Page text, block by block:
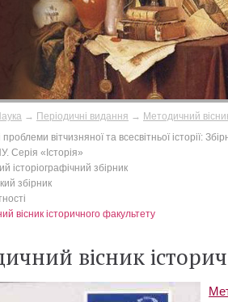
→ Періодичні видання → Методичний
проблеми вітчизняної та всесвітньої історії:
Серія «Історія»
історіографічний збірник
збірник
вісник історичного факультету
вісник